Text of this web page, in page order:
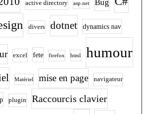
active directory asp.net Bug
divers dotnet dynamics nav
excel fete firefox html humour
Matériel mise en page navigateur
plugin Raccourcis clavier